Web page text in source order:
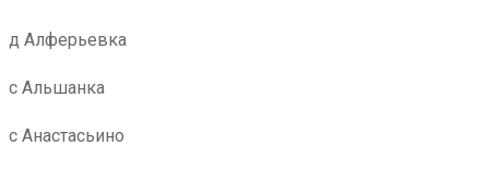
д Алферьевка
с Альшанка
с Анастасьино